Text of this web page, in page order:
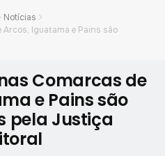
Notícias
Iguatama e Pains são
Comarcas de
e Pains são
pela Justiça